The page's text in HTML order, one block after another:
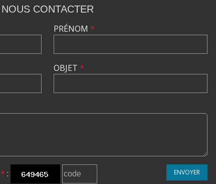
NOUS CONTACTER
PRÉNOM *
OBJET *
* : ENVOYER